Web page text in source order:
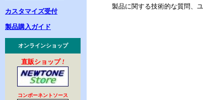
カスタマイズ受付
製品購入ガイド
オンラインショップ
直販ショップ!
コンポーネントソース
製品に関する技術的な質問、